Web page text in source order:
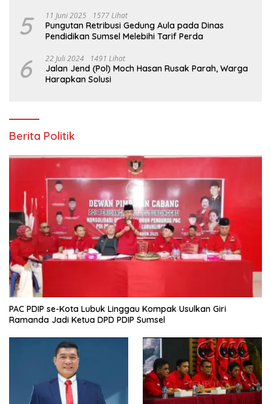
5 11 Juni 2025 1577 Lihat
Pungutan Retribusi Gedung Aula pada Dinas
Pendidikan Sumsel Melebihi Tarif Perda
6 22 Juli 2024 1491 Lihat
Jalan Jend (Pol) Moch Hasan Rusak Parah, Warga
Harapkan Solusi
Berita Politik
PAC PDIP se-Kota Lubuk Linggau Kompak Usulkan Giri
Ramanda Jadi Ketua DPD PDIP Sumsel